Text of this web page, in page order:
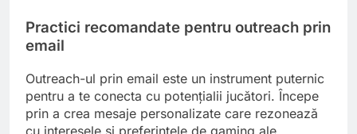
Practici recomandate pentru outreach prin
email
Outreach-ul prin email este un instrument puternic
pentru a te conecta cu potențialii jucători. Începe
prin a crea mesaje personalizate care rezonează